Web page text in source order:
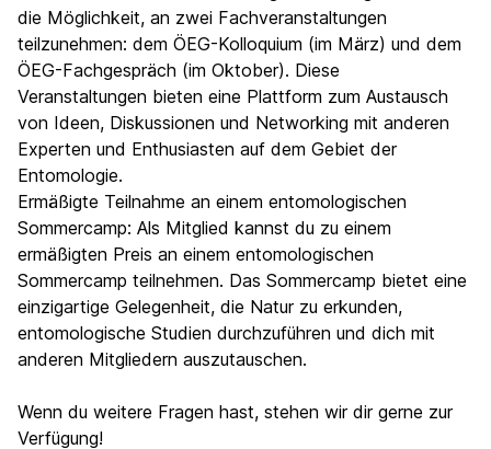
die Möglichkeit, an zwei Fachveranstaltungen
teilzunehmen: dem ÖEG-Kolloquium (im März) und dem
ÖEG-Fachgespräch (im Oktober). Diese
Veranstaltungen bieten eine Plattform zum Austausch
von Ideen, Diskussionen und Networking mit anderen
Experten und Enthusiasten auf dem Gebiet der
Entomologie.
Ermäßigte Teilnahme an einem entomologischen
Sommercamp: Als Mitglied kannst du zu einem
ermäßigten Preis an einem entomologischen
Sommercamp teilnehmen. Das Sommercamp bietet eine
einzigartige Gelegenheit, die Natur zu erkunden,
entomologische Studien durchzuführen und dich mit
anderen Mitgliedern auszutauschen.
Wenn du weitere Fragen hast, stehen wir dir gerne zur
Verfügung!